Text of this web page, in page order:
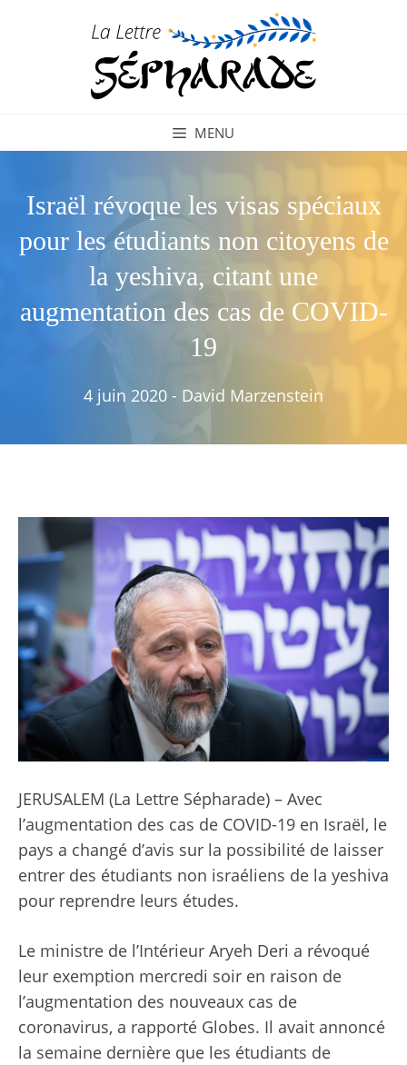
MENU
Israël révoque les visas spéciaux
pour les étudiants non citoyens de
la yeshiva, citant une
augmentation des cas de COVID-
19
4 juin 2020 - David Marzenstein
JERUSALEM (La Lettre Sépharade) – Avec
l’augmentation des cas de COVID-19 en Israël, le
pays a changé d’avis sur la possibilité de laisser
entrer des étudiants non israéliens de la yeshiva
pour reprendre leurs études.
Le ministre de l’Intérieur Aryeh Deri a révoqué
leur exemption mercredi soir en raison de
l’augmentation des nouveaux cas de
coronavirus, a rapporté Globes. Il avait annoncé
la semaine dernière que les étudiants de